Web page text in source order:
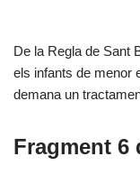
De la Regla de Sant
els infants de menor
demana un
Fragment 6